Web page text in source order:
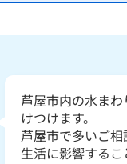
芦屋市内の水ま
けつけます。
芦屋市で多いご
生活に影響する